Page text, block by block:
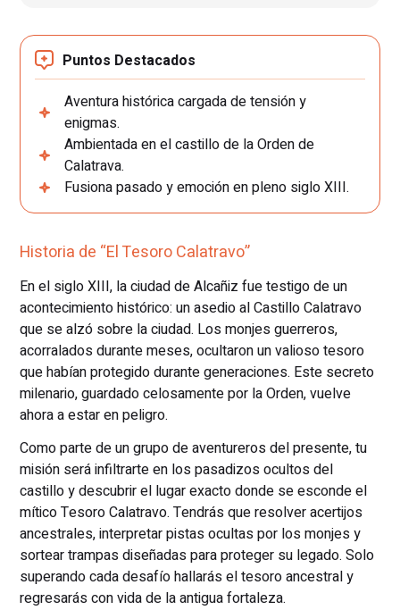
Puntos Destacados
Aventura histórica cargada de tensión y
enigmas.
Ambientada en el castillo de la Orden de
Calatrava.
Fusiona pasado y emoción en pleno siglo XIII.
Historia de “El Tesoro Calatravo”
En el siglo XIII, la ciudad de Alcañiz fue testigo de un
acontecimiento histórico: un asedio al Castillo Calatravo
que se alzó sobre la ciudad. Los monjes guerreros,
acorralados durante meses, ocultaron un valioso tesoro
que habían protegido durante generaciones. Este secreto
milenario, guardado celosamente por la Orden, vuelve
ahora a estar en peligro.
Como parte de un grupo de aventureros del presente, tu
misión será infiltrarte en los pasadizos ocultos del
castillo y descubrir el lugar exacto donde se esconde el
mítico Tesoro Calatravo. Tendrás que resolver acertijos
ancestrales, interpretar pistas ocultas por los monjes y
sortear trampas diseñadas para proteger su legado. Solo
superando cada desafío hallarás el tesoro ancestral y
regresarás con vida de la antigua fortaleza.